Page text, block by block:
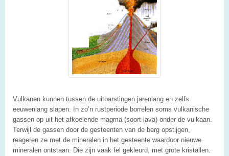
Vulkanen kunnen tussen de uitbarstingen jarenlang en zelfs
eeuwenlang slapen. In zo’n rustperiode borrelen soms vulkanische
gassen op uit het afkoelende magma (soort lava) onder de vulkaan.
Terwijl de gassen door de gesteenten van de berg opstijgen,
reageren ze met de mineralen in het gesteente waardoor nieuwe
mineralen ontstaan. Die zijn vaak fel gekleurd, met grote kristallen.